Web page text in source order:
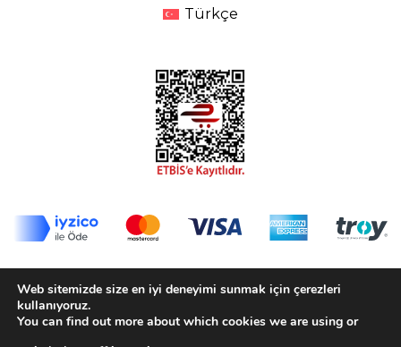
Türkçe
© 2020-2025 Biorfe Organik Tarım San. Tic. Ltd. Şti.
Tüm Hakları Saklıdır.
Web sitemizde size en iyi deneyimi sunmak için çerezleri
kullanıyoruz.
You can find out more about which cookies we are using or